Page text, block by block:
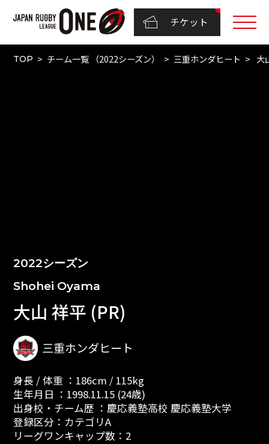
チケット
TOP チーム一覧 （2022シーズン） 三重ホンダヒート 大
2022シーズン
Shohei Oyama
大山 祥平 (PR)
三重ホンダヒート
身長 / 体重 ：186cm / 115kg
生年月日 ：1998.11.15 (24歳)
出身校・チーム歴 ：慶応義塾高校 慶応義塾大学
登録区分：カテゴリA
リーグワンキャップ数：2